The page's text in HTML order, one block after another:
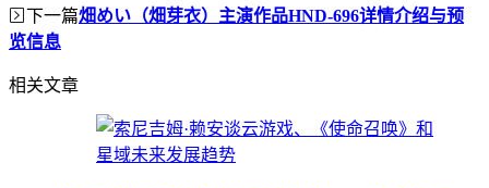
下一篇畑めい（畑芽衣）主演作品HND-696详情介绍与预
览信息
相关文章